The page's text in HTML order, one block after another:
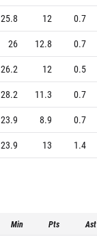
25.8 12
0.7
26 12.8
0.7
26.2 12
0.5
28.2 11.3
0.7
23.9 8.9
0.7
23.9 13 1.4
Min Pts Ast